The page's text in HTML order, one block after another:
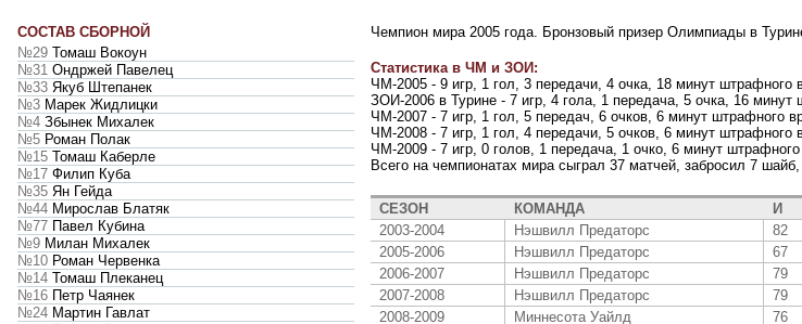
Чемпион мира 2005 года. Бронзовый призер Олимпиады в
Статистика в ЧМ и ЗОИ:
ЧМ-2005 - 9 игр, 1 гол, 3 передачи, 4 очка, 18 минут штрафного
ЗОИ-2006 в Турине - 7 игр, 4 гола, 1 передача, 5 очка, 16 минут
ЧМ-2007 - 7 игр, 1 гол, 5 передач, 6 очков, 6 минут штрафного
ЧМ-2008 - 7 игр, 1 гол, 4 передачи, 5 очков, 6 минут штрафного
ЧМ-2009 - 7 игр, 0 голов, 1 передача, 1 очко, 6 минут
Всего на чемпионатах мира сыграл 37 матчей, забросил 7
СЕЗОН КОМАНДА И
2003-2004
Нэшвилл Предаторс 82
2005-2006
Нэшвилл Предаторс 67
2006-2007
Нэшвилл Предаторс 79
2007-2008
Нэшвилл Предаторс 79
2008-2009
Миннесота Уайлд 76
СОСТАВ СБОРНОЙ
№29 Томаш Вокоун
№31 Ондржей Павелец
№33 Якуб Штепанек
№3 Марек Жидлицки
№4 Збынек Михалек
№5 Роман Полак
№15 Томаш Каберле
№17 Филип Куба
№35 Ян Гейда
№44 Мирослав Блатяк
№77 Павел Кубина
№9 Милан Михалек
№10 Роман Червенка
№14 Томаш Плеканец
№16 Петр Чаянек
№24 Мартин Гавлат